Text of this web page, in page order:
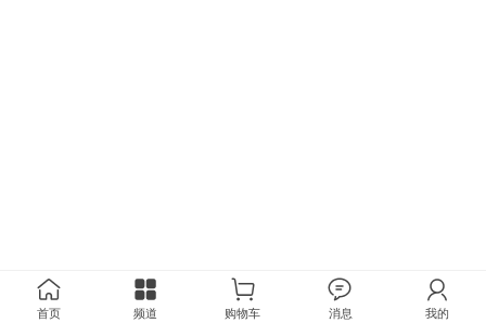
首页 频道 购物车 消息 我的